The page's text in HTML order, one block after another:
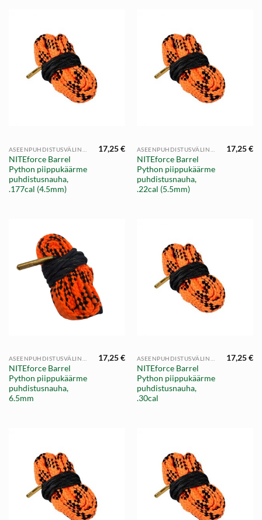
NITEforce Barrel
Python piippukäärme
puhdistusnauha,
.177cal (4.5mm)
17,25€
NITEforce Barrel
Python piippukäärme
puhdistusnauha,
.22cal (5.5mm)
17,25€
ASEENPUHDISTUSVÄLINEET
NITEforce Barrel
Python piippukäärme
puhdistusnauha,
6.5mm
17,25€ ASEENPUHDISTUSVÄLINEET
NITEforce Barrel
Python piippukäärme
puhdistusnauha,
.30cal
17,25€